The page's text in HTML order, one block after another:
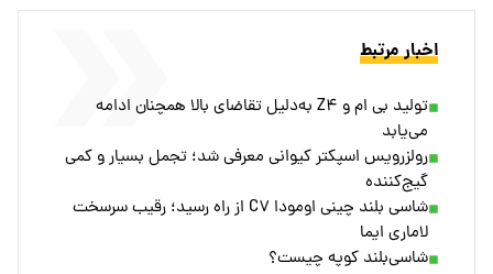
اخبار مرتبط
تولید بی ام و Z۴ به‌دلیل تقاضای بالا همچنان ادامه
می‌یابد
رولزرویس اسپکتر کیوانی معرفی شد؛ تجمل بسیار و کمی
گیج‌کننده
شاسی بلند چینی اومودا C۷ از راه رسید؛ رقیب سرسخت
لاماری ایما
شاسی‌بلند کوپه چیست؟